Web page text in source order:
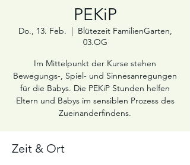
PEKiP
Do., 13. Feb.
  |
Blütezeit FamilienGarten,
03.OG
Im Mittelpunkt der Kurse stehen
Bewegungs-, Spiel- und Sinnesanregungen
für die Babys. Die PEKiP Stunden helfen
Eltern und Babys im sensiblen Prozess des
Zueinanderfindens.
Zeit & Ort